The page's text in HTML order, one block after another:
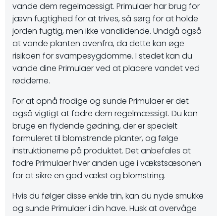
vande dem regelmæssigt. Primulaer har brug for
jævn fugtighed for at trives, så sørg for at holde
jorden fugtig, men ikke vandlidende. Undgå også
at vande planten ovenfra, da dette kan øge
risikoen for svampesygdomme. I stedet kan du
vande dine Primulaer ved at placere vandet ved
rødderne.
For at opnå frodige og sunde Primulaer er det
også vigtigt at fodre dem regelmæssigt. Du kan
bruge en flydende gødning, der er specielt
formuleret til blomstrende planter, og følge
instruktionerne på produktet. Det anbefales at
fodre Primulaer hver anden uge i vækstsæsonen
for at sikre en god vækst og blomstring.
Hvis du følger disse enkle trin, kan du nyde smukke
og sunde Primulaer i din have. Husk at overvåge